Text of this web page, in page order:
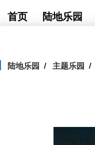
首页 陆地乐园
陆地乐园 主题乐园